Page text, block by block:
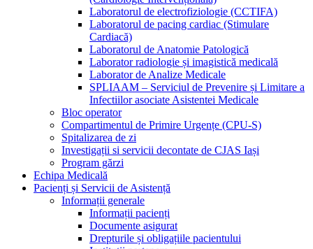
Laboratorul de electrofiziologie (CCTIFA)
Laboratorul de pacing cardiac (Stimulare
Cardiacă)
Laboratorul de Anatomie Patologică
Laborator radiologie și imagistică medicală
Laborator de Analize Medicale
SPLIAAM – Serviciul de Prevenire și Limitare a
Infectiilor asociate Asistentei Medicale
Bloc operator
Compartimentul de Primire Urgențe (CPU-S)
Spitalizarea de zi
Investigații si servicii decontate de CJAS Iași
Program gărzi
Echipa Medicală
Pacienți și Servicii de Asistență
Informații generale
Informații pacienți
Documente asigurat
Drepturile și obligațiile pacientului